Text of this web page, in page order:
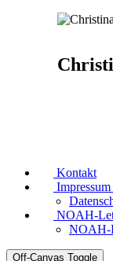
Kontakt
Impressum
NOAH-
NOAH-
Off-Canvas Toggle